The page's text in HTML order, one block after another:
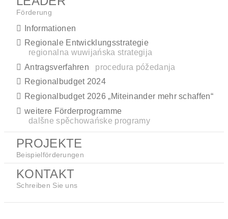
Förderung
Informationen
Regionale Entwicklungsstrategie
regionalna wuwijańska strategija
Antragsverfahren
procedura póžedanja
Regionalbudget 2024
Regionalbudget 2026 „Miteinander mehr schaffen“
weitere Förderprogramme
dalšne spěchowańske programy
PROJEKTE
Beispielförderungen
KONTAKT
Schreiben Sie uns